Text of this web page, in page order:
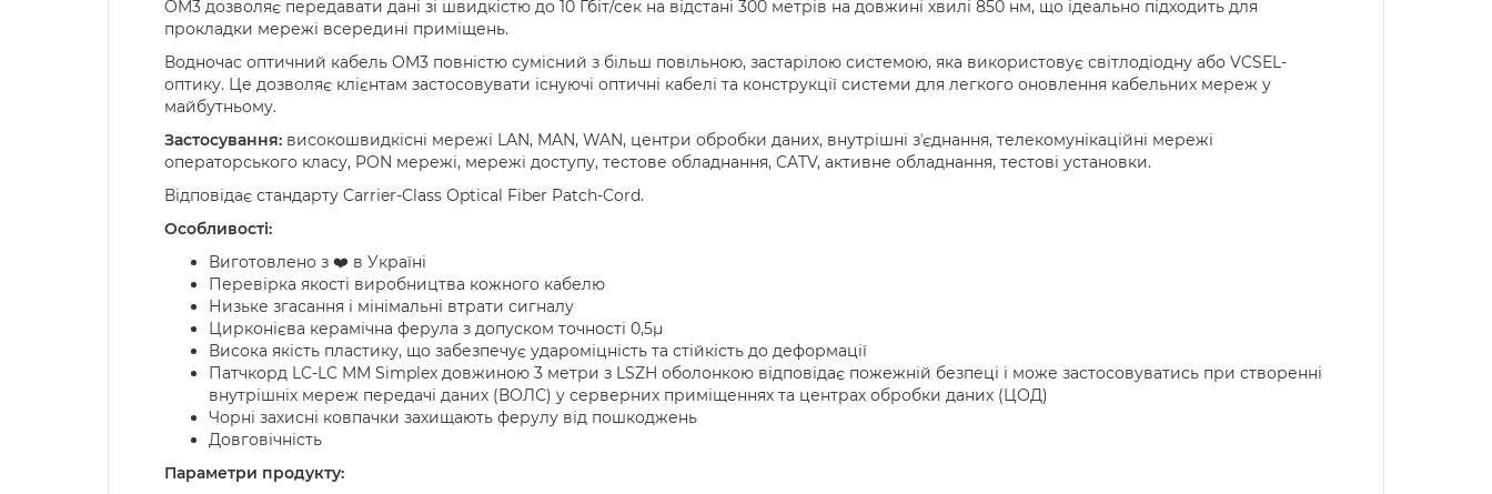
OM3 дозволяє передавати дані зі швидкістю до 10 Гбіт/сек на відстані 300 метрів на довжині хвилі 850 нм, що ідеально підходить для
прокладки мережі всередині приміщень.
Водночас оптичний кабель OM3 повністю сумісний з більш повільною, застарілою системою, яка використовує світлодіодну або VCSEL-
оптику. Це дозволяє клієнтам застосовувати існуючі оптичні кабелі та конструкції системи для легкого оновлення кабельних мереж у
майбутньому.
Застосування: високошвидкісні мережі LAN, MAN, WAN, центри обробки даних, внутрішні зʼєднання, телекомунікаційні мережі
операторського класу, PON мережі, мережі доступу, тестове обладнання, CATV, активне обладнання, тестові установки.
Відповідає стандарту Carrier-Class Optical Fiber Patch-Cord.
Особливості:
Виготовлено з ❤️ в Україні
Перевірка якості виробництва кожного кабелю
Низьке згасання і мінімальні втрати сигналу
Цирконієва керамічна ферула з допуском точності 0,5µ
Висока якість пластику, що забезпечує удароміцність та стійкість до деформації
Патчкорд LC-LC MM Simplex довжиною 3 метри з LSZH оболонкою відповідає пожежній безпеці і може застосовуватись при створенні
внутрішніх мереж передачі даних (ВОЛС) у серверних приміщеннях та центрах обробки даних (ЦОД)
Чорні захисні ковпачки захищають ферулу від пошкоджень
Довговічність
Параметри продукту: